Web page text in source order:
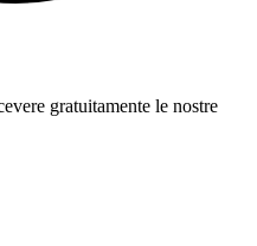
gratuitamente le nostre